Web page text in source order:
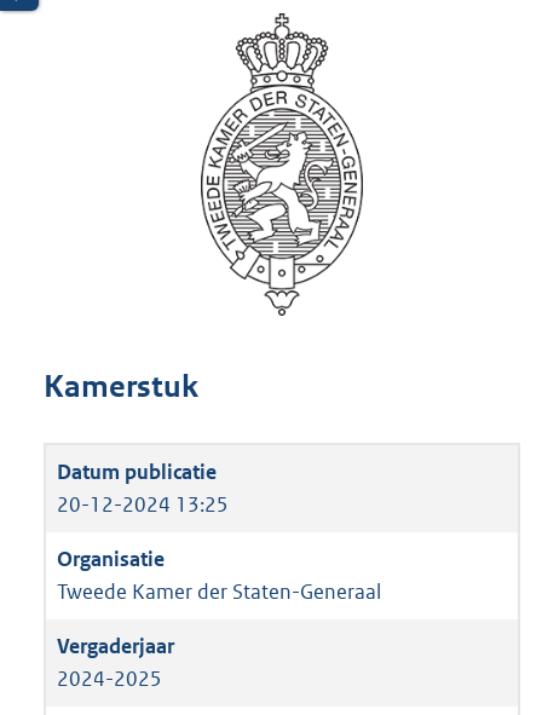
Kamerstuk
20-12-2024 13:25
Tweede Kamer der Staten-Generaal
2024-2025